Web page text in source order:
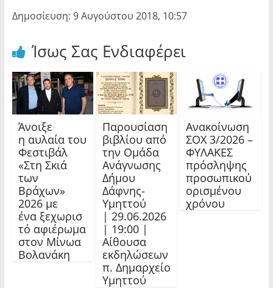
Δημοσίευση: 9 Αυγούστου 2018, 10:57
Ίσως Σας Ενδιαφέρει
Άνοιξε
η αυλαία του
Φεστιβάλ
«Στη Σκιά
των
Βράχων»
2026 με
ένα ξεχωρισ
τό αφιέρωμα
στον Μίνωα
Βολανάκη
Παρουσίαση
βιβλίου από
την Ομάδα
Ανάγνωσης
Δήμου
Δάφνης-
Υμηττού
| 29.06.2026
| 19:00 |
Αίθουσα
εκδηλώσεων
π. Δημαρχείο
Υμηττού
Ανακοίνωση
ΣΟΧ 3/2026 –
ΦΥΛΑΚΕΣ
πρόσληψης
προσωπικού
ορισμένου
χρόνου